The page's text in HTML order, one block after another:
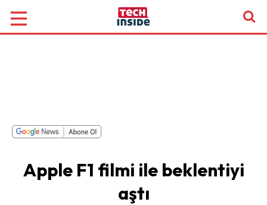
Apple F1 filmi ile beklentiyi
aştı